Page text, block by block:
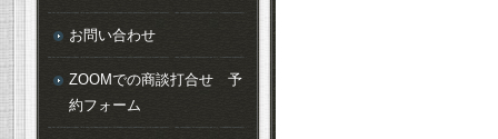
お問い合わせ
ZOOMでの商談打合せ 予
約フォーム